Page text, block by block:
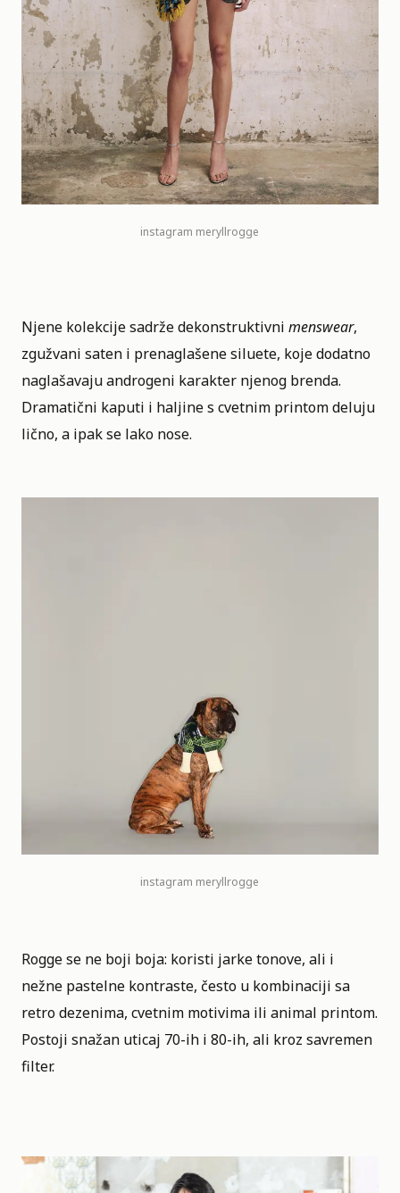
instagram meryllrogge
Njene kolekcije sadrže dekonstruktivni menswear,
zgužvani saten i prenaglašene siluete, koje dodatno
naglašavaju androgeni karakter njenog brenda.
Dramatični kaputi i haljine s cvetnim printom deluju
lično, a ipak se lako nose.
instagram meryllrogge
Rogge se ne boji boja: koristi jarke tonove, ali i
nežne pastelne kontraste, često u kombinaciji sa
retro dezenima, cvetnim motivima ili animal printom.
Postoji snažan uticaj 70-ih i 80-ih, ali kroz savremen
filter.